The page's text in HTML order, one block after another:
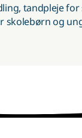
tandpleje
skolebørn og